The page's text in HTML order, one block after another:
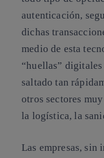
autenticación,
dichas
medio de esta
“huellas”
saltado tan
otros sectores
la logística, la
Las empresas, sin